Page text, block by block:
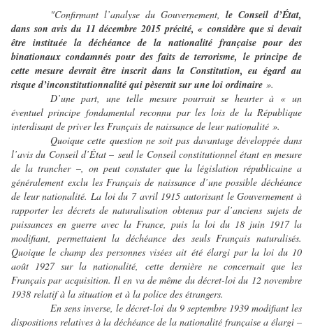
"Confirmant l’analyse du Gouvernement, le Conseil d’État,
dans son avis du 11 décembre 2015 précité, « considère que si devait
être instituée la déchéance de la nationalité française pour des
binationaux condamnés pour des faits de terrorisme, le principe de
cette mesure devrait être inscrit dans la Constitution, eu égard au
risque d’inconstitutionnalité qui pèserait sur une loi ordinaire ».
D’une part, une telle mesure pourrait se heurter à « un
éventuel principe fondamental reconnu par les lois de la République
interdisant de priver les Français de naissance de leur nationalité ».
Quoique cette question ne soit pas davantage développée dans
l’avis du Conseil d’État – seul le Conseil constitutionnel étant en mesure
de la trancher –, on peut constater que la législation républicaine a
généralement exclu les Français de naissance d’une possible déchéance
de leur nationalité. La loi du 7 avril 1915 autorisant le Gouvernement à
rapporter les décrets de naturalisation obtenus par d’anciens sujets de
puissances en guerre avec la France, puis la loi du 18 juin 1917 la
modifiant, permettaient la déchéance des seuls Français naturalisés.
Quoique le champ des personnes visées ait été élargi par la loi du 10
août 1927 sur la nationalité, cette dernière ne concernait que les
Français par acquisition. Il en va de même du décret-loi du 12 novembre
1938 relatif à la situation et à la police des étrangers.
En sens inverse, le décret-loi du 9 septembre 1939 modifiant les
dispositions relatives à la déchéance de la nationalité française a élargi –